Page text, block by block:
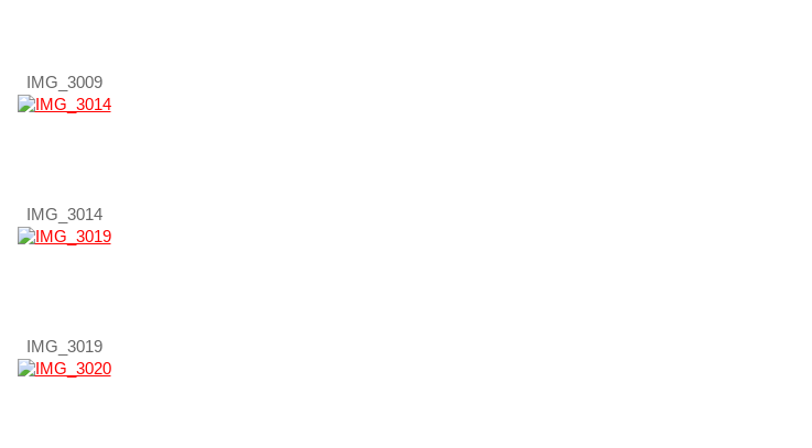
IMG_3009
IMG_3014
IMG_3019